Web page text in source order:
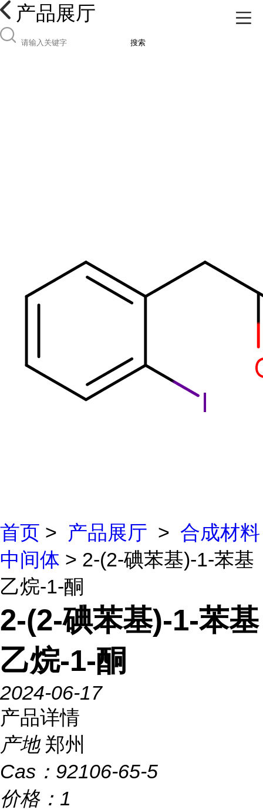
产品展厅
搜索
首页 > 产品展厅 > 合成材料
中间体 > 2-(2-碘苯基)-1-苯基
乙烷-1-酮
2-(2-碘苯基)-1-苯基
乙烷-1-酮
2024-06-17
产品详情
产地 郑州
Cas： 92106-65-5
价格： 1